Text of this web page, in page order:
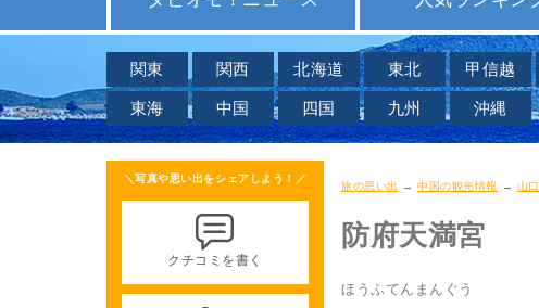
関東 関西 北海道 東北 甲信越
東海 中国 四国 九州 沖縄
旅の思い出 →中国の観光情報 → 山
防府天満宮
ほうふてんまんぐう
＼写真や思い出をシェアしよう！／
クチコミを書く